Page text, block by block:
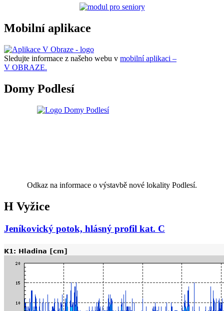
Mobilní aplikace
Sledujte informace z našeho webu v mobilní aplikaci –
V OBRAZE.
Domy Podlesí
Odkaz na informace o výstavbě nové lokality Podlesí.
H Vyžice
Jeníkovický potok, hlásný profil kat. C